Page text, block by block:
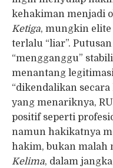
kehakiman menjadi
Ketiga, mungkin
terlalu “liar”.
“mengganggu”
menantang
“dikendalikan secara
yang menariknya,
positif seperti
namun hakikatnya
hakim, bukan malah
Kelima, dalam